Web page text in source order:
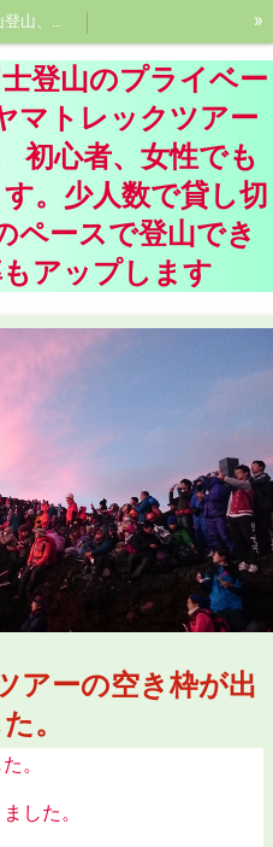
2026 富士山登山、富士登山ガイド料金、プライベート富士登山ガイド料金
大菩薩嶺トレッキングツアー、大菩薩峠プライベートツアー
フジヤマトレックツアーガイド紹介、富士登山ガイド
»
登山のプライベー
マトレックツアー
初心者、女性でも
。少人数で貸し切
ペースで登山でき
アップします
アーの空き枠が出
。
。
した。